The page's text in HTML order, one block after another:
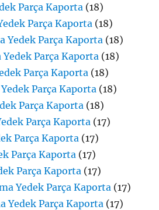
Parça Kaporta (18)
Parça Kaporta (18)
Yedek Parça Kaporta (18)
Yedek Parça Kaporta (18)
Parça Kaporta (18)
Parça Kaporta (18)
Parça Kaporta (18)
Parça Kaporta (17)
Parça Kaporta (17)
Parça Kaporta (17)
Parça Kaporta (17)
Yedek Parça Kaporta (17)
Yedek Parça Kaporta (17)